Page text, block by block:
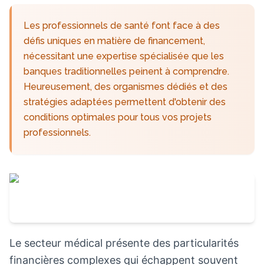
Les professionnels de santé font face à des
défis uniques en matière de financement,
nécessitant une expertise spécialisée que les
banques traditionnelles peinent à comprendre.
Heureusement, des organismes dédiés et des
stratégies adaptées permettent d'obtenir des
conditions optimales pour tous vos projets
professionnels.
Le secteur médical présente des particularités
financières complexes qui échappent souvent